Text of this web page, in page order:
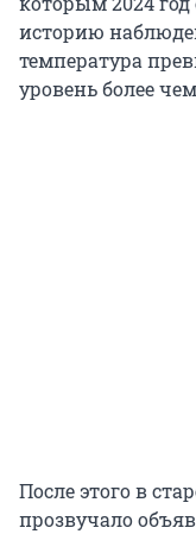
историю
температура
уровень более
После этого в
прозвучало